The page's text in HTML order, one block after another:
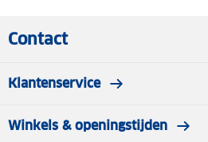
Contact
Klantenservice
Winkels & openingstijden